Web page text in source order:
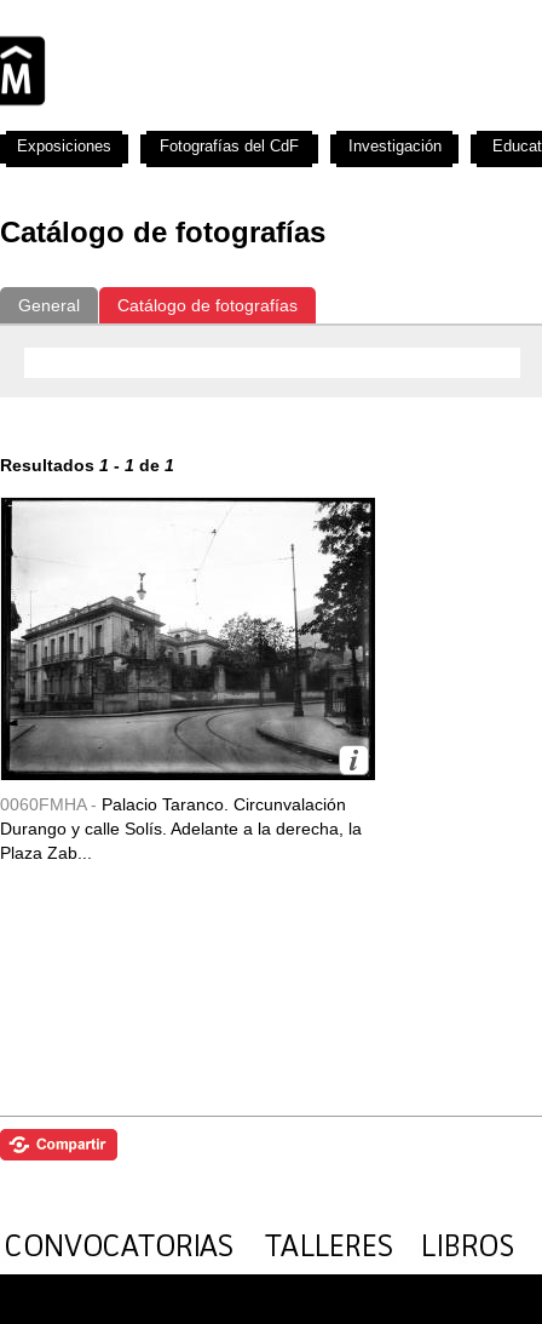
Catálogo de fotografías
General Catálogo de fotografías
Resultados 1 - 1 de 1
0060FMHA - Palacio Taranco. Circunvalación
Durango y calle Solís. Adelante a la derecha, la
Plaza Zab...
Exposiciones Fotografías del CdF Investigación